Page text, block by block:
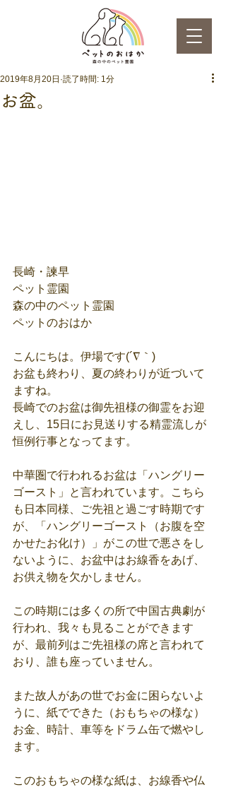
お盆。
2019年8月20日 読了時間: 1分
長崎・諫早
ペット霊園
森の中のペット霊園
ペットのおはか
こんにちは。伊場です(´∇｀)
お盆も終わり、夏の終わりが近づいて
ますね。
長崎でのお盆は御先祖様の御霊をお迎
えし、15日にお見送りする精霊流しが
恒例行事となってます。
中華圏で行われるお盆は「ハングリー
ゴースト」と言われています。こちら
も日本同様、ご先祖と過ごす時期です
が、「ハングリーゴースト（お腹を空
かせたお化け）」がこの世で悪さをし
ないように、お盆中はお線香をあげ、
お供え物を欠かしません。
この時期には多くの所で中国古典劇が
行われ、我々も見ることができます
が、最前列はご先祖様の席と言われて
おり、誰も座っていません。
また故人があの世でお金に困らないよ
うに、紙でできた（おもちゃの様な）
お金、時計、車等をドラム缶で燃やし
ます。
このおもちゃの様な紙は、お線香や仏